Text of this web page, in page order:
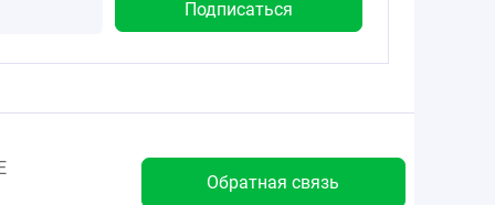
Обратная связь